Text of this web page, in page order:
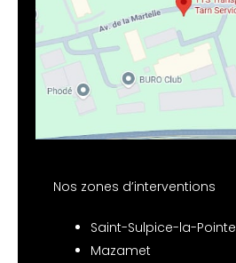
Nos zones d’interventions
Saint-Sulpice-la-Pointe
Mazamet